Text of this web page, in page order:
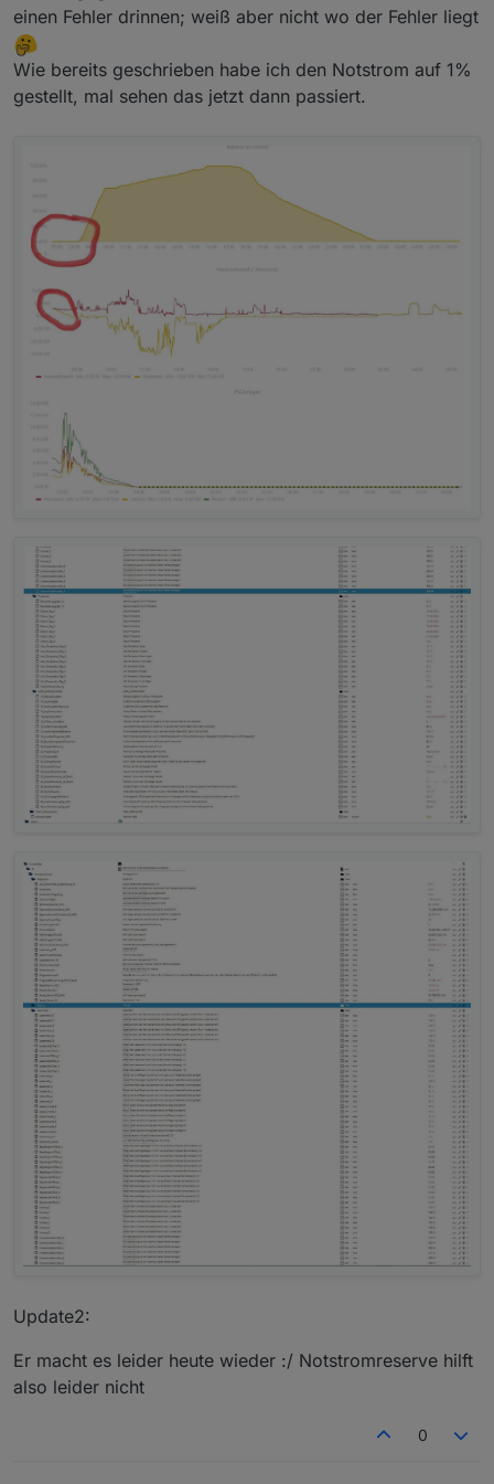
einen Fehler drinnen; weiß aber nicht wo der Fehler liegt
Wie bereits geschrieben habe ich den Notstrom auf 1%
gestellt, mal sehen das jetzt dann passiert.
Update2:
Er macht es leider heute wieder :/ Notstromreserve hilft
also leider nicht
0